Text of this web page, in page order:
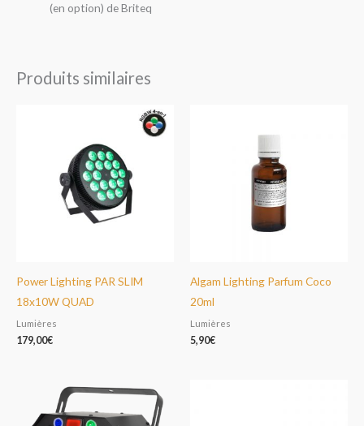
(en option) de Briteq
Produits similaires
Power Lighting PAR SLIM
18x10W QUAD
Lumières
179,00€
Algam Lighting Parfum Coco
20ml
Lumières
5,90€